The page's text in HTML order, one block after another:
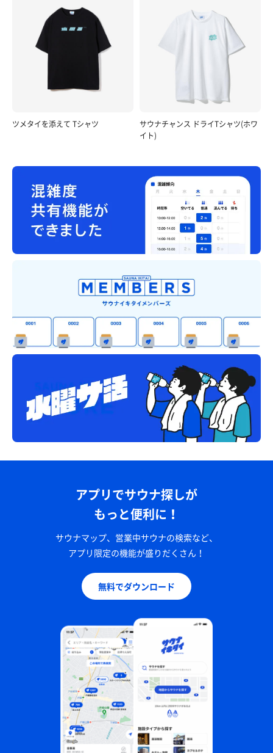
ツメタイを添えて Tシャツ
サウナチャンス ドライTシャツ(ホワ
イト)
アプリでサウナ探しが
もっと便利に！
サウナマップ、営業中サウナの検索など、
アプリ限定の機能が盛りだくさん！
無料でダウンロード